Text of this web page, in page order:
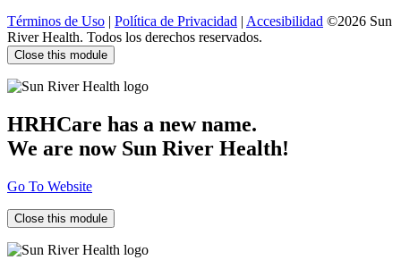
Términos de Uso | Política de Privacidad | Accesibilidad ©2026 Sun
River Health. Todos los derechos reservados.
Close this module
HRHCare has a new name.
We are now Sun River Health!
Go To Website
Close this module